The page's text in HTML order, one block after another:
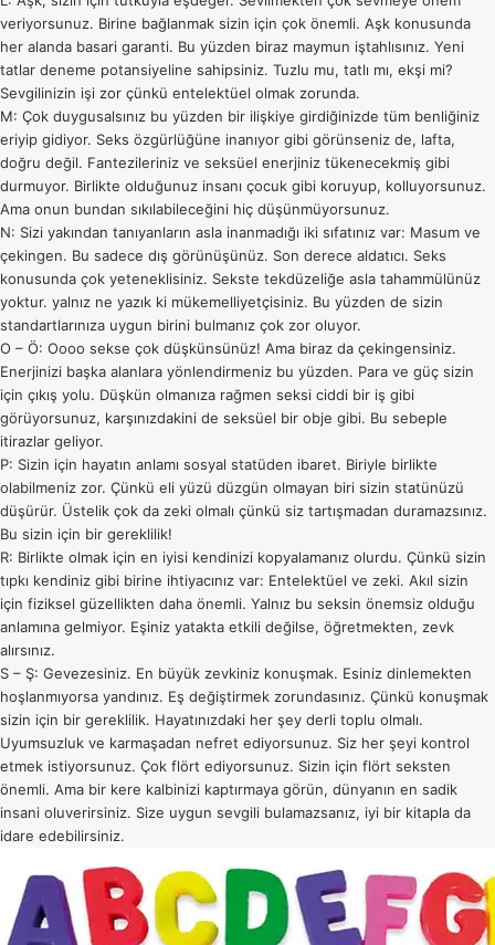
veriyorsunuz. Birine bağlanmak sizin için çok önemli. Aşk konusunda
her alanda basari garanti. Bu yüzden biraz maymun iştahlısınız. Yeni
tatlar deneme potansiyeline sahipsiniz. Tuzlu mu, tatlı mı, ekşi mi?
Sevgilinizin işi zor çünkü entelektüel olmak zorunda.
M: Çok duygusalsınız bu yüzden bir ilişkiye girdiğinizde tüm benliğiniz
eriyip gidiyor. Seks özgürlüğüne inanıyor gibi görünseniz de, lafta,
doğru değil. Fantezileriniz ve seksüel enerjiniz tükenecekmiş gibi
durmuyor. Birlikte olduğunuz insanı çocuk gibi koruyup, kolluyorsunuz.
Ama onun bundan sıkılabileceğini hiç düşünmüyorsunuz.
N: Sizi yakından tanıyanların asla inanmadığı iki sıfatınız var: Masum ve
çekingen. Bu sadece dış görünüşünüz. Son derece aldatıcı. Seks
konusunda çok yeteneklisiniz. Sekste tekdüzeliğe asla tahammülünüz
yoktur. yalnız ne yazık ki mükemelliyetçisiniz. Bu yüzden de sizin
standartlarınıza uygun birini bulmanız çok zor oluyor.
O – Ö: Oooo sekse çok düşkünsünüz! Ama biraz da çekingensiniz.
Enerjinizi başka alanlara yönlendirmeniz bu yüzden. Para ve güç sizin
için çıkış yolu. Düşkün olmanıza rağmen seksi ciddi bir iş gibi
görüyorsunuz, karşınızdakini de seksüel bir obje gibi. Bu sebeple
itirazlar geliyor.
P: Sizin için hayatın anlamı sosyal statüden ibaret. Biriyle birlikte
olabilmeniz zor. Çünkü eli yüzü düzgün olmayan biri sizin statünüzü
düşürür. Üstelik çok da zeki olmalı çünkü siz tartışmadan duramazsınız.
Bu sizin için bir gereklilik!
R: Birlikte olmak için en iyisi kendinizi kopyalamanız olurdu. Çünkü sizin
tıpkı kendiniz gibi birine ihtiyacınız var: Entelektüel ve zeki. Akıl sizin
için fiziksel güzellikten daha önemli. Yalnız bu seksin önemsiz olduğu
anlamına gelmiyor. Eşiniz yatakta etkili değilse, öğretmekten, zevk
alırsınız.
S – Ş: Gevezesiniz. En büyük zevkiniz konuşmak. Esiniz dinlemekten
hoşlanmıyorsa yandınız. Eş değiştirmek zorundasınız. Çünkü konuşmak
sizin için bir gereklilik. Hayatınızdaki her şey derli toplu olmalı.
Uyumsuzluk ve karmaşadan nefret ediyorsunuz. Siz her şeyi kontrol
etmek istiyorsunuz. Çok flört ediyorsunuz. Sizin için flört seksten
önemli. Ama bir kere kalbinizi kaptırmaya görün, dünyanın en sadik
insani oluverirsiniz. Size uygun sevgili bulamazsanız, iyi bir kitapla da
idare edebilirsiniz.